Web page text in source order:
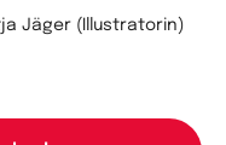
Jäger (Illustratorin)